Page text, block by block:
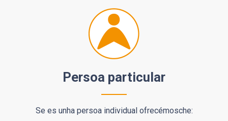
Persoa particular
Se es unha persoa individual ofrecémosche: